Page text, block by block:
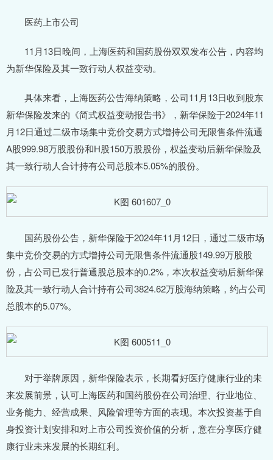
医药上市公司
11月13日晚间，上海医药和国药股份双双发布公告，内容均
为新华保险及其一致行动人权益变动。
具体来看，上海医药公告海纳策略，公司11月13日收到股东
新华保险发来的《简式权益变动报告书》，新华保险于2024年11
月12日通过二级市场集中竞价交易方式增持公司无限售条件流通
A股999.98万股股份和H股150万股股份，权益变动后新华保险及
其一致行动人合计持有公司总股本5.05%的股份。
国药股份公告，新华保险于2024年11月12日，通过二级市场
集中竞价交易的方式增持公司无限售条件流通股149.99万股股
份，占公司已发行普通股总股本的0.2%，本次权益变动后新华保
险及其一致行动人合计持有公司3824.62万股海纳策略，约占公司
总股本的5.07%。
对于举牌原因，新华保险表示，长期看好医疗健康行业的未
来发展前景，认可上海医药和国药股份在公司治理、行业地位、
业务能力、经营成果、风险管理等方面的表现。本次投资基于自
身投资计划安排和对上市公司投资价值的分析，意在分享医疗健
康行业未来发展的长期红利。